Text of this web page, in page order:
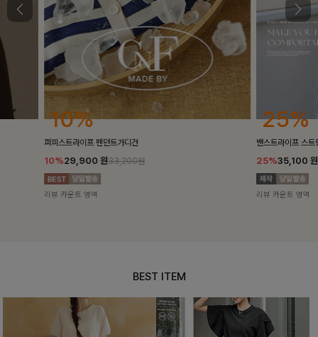
25%
밴스트라이프 스트링원피스
25% 35,100원46,800원
리뷰 카운트 영역
10%
[5천장돌파/
10%
리뷰 카운트 영
BEST ITEM